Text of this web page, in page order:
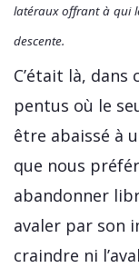
latéraux offrant à qui
descente.
C’était là, dans
pentus où le
être abaissé à
que nous
abandonner
avaler par son
craindre ni